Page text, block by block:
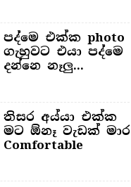
පද්මෙ එක්ක photo
ගැහුවට එයා පද්මෙ
දන්නෙ නෑලු...
තිසර අය්යා එක්ක
මට ඕනෑ වැඩක් මාර
Comfortable